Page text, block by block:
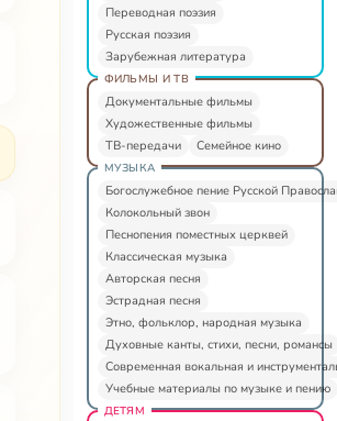
Переводная поэзия
Русская поэзия
Зарубежная литература
ФИЛЬМЫ И ТВ
Документальные фильмы
Художественные фильмы
ТВ-передачи
Семейное кино
МУЗЫКА
Богослужебное пение Русской
Колокольный звон
Песнопения поместных церквей
Классическая музыка
Авторская песня
Эстрадная песня
Этно, фольклор, народная музыка
Духовные канты, стихи, песни, романсы
Современная вокальная и
Учебные материалы по музыке и пению
ДЕТЯМ